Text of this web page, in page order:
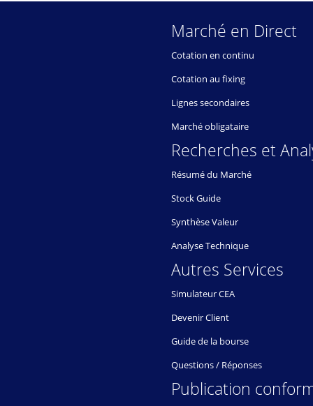
Marché en Direct
Cotation en continu
Cotation au fixing
Lignes secondaires
Marché obligataire
Recherches et
Résumé du Marché
Stock Guide
Synthèse Valeur
Analyse Technique
Autres Services
Simulateur CEA
Devenir Client
Guide de la bourse
Questions / Réponses
Publication